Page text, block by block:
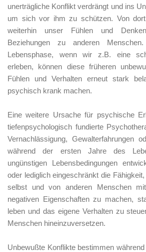
unerträgliche Konflikt verdrängt und ins
um sich vor ihm zu schützen. Von
weiterhin unser Fühlen und
Beziehungen zu anderen
Lebensphase, wenn wir z.B. eine
erleben, können diese früheren
Fühlen und Verhalten erneut stark
psychisch krank machen.
Eine weitere Ursache für psychische
tiefenpsychologisch fundierte
Vernachlässigung, Gewalterfahrungen
während der ersten Jahre des
ungünstigen Lebensbedingungen
oder lediglich eingeschränkt die
selbst und von anderen Menschen
negativen Eigenschaften zu machen,
leben und das eigene Verhalten zu
Menschen hineinzuversetzen.
Unbewußte Konflikte bestimmen